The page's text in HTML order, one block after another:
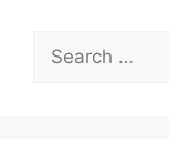
for: